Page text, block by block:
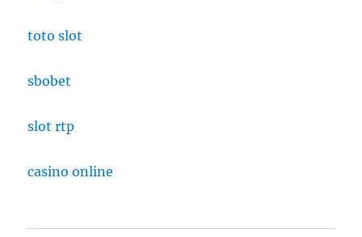
toto slot
sbobet
slot rtp
casino online